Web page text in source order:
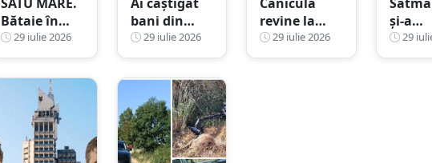
Bătaie în
parcarea
unui local.
Victima,
lovită cu
pumnii și
picioarele de
trei agresori
29 iulie 2026
bani din
străinătate?
ANAF începe
verificările
29 iulie 2026
revine la
Satu Mare.
Ce
29 iulie 2026
și-a
iubita
29